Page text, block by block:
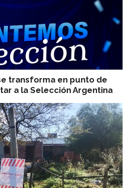
transforma en punto de
a la Selección Argentina